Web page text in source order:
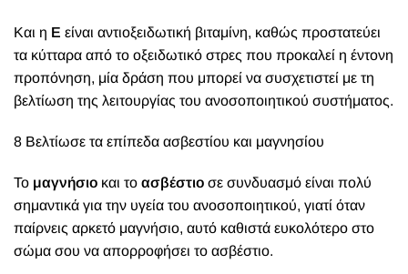
Και η Ε είναι αντιοξειδωτική βιταμίνη, καθώς προστατεύει
τα κύτταρα από το οξειδωτικό στρες που προκαλεί η έντονη
προπόνηση, μία δράση που μπορεί να συσχετιστεί με τη
βελτίωση της λειτουργίας του ανοσοποιητικού συστήματος.
8 Βελτίωσε τα επίπεδα ασβεστίου και μαγνησίου
Το μαγνήσιο και το ασβέστιο σε συνδυασμό είναι πολύ
σημαντικά για την υγεία του ανοσοποιητικού, γιατί όταν
παίρνεις αρκετό μαγνήσιο, αυτό καθιστά ευκολότερο στο
σώμα σου να απορροφήσει το ασβέστιο.